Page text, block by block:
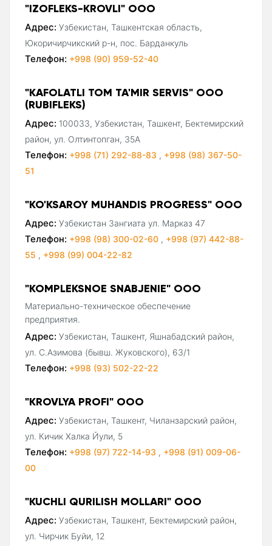
"IZOFLEKS-KROVLI" ООО
Адрес: Узбекистан, Ташкентская область,
Юкоричирчикский р-н, пос. Барданкуль
Телефон: +998 (90) 959-52-40
"KAFOLATLI TOM TA'MIR SERVIS" ООО
(RUBIFLEKS)
Адрес: 100033, Узбекистан, Ташкент, Бектемирский
район, ул. Олтинтопган, 35А
Телефон: +998 (71) 292-88-83 , +998 (98) 367-50-
51
"KO'KSAROY MUHANDIS PROGRESS" ООО
Адрес: Узбекистан Зангиата ул. Марказ 47
Телефон: +998 (98) 300-02-60 , +998 (97) 442-88-
55 , +998 (99) 004-22-82
"KOMPLEKSNOE SNABJENIE" ООО
Материально-техническое обеспечение
предприятия.
Адрес: Узбекистан, Ташкент, Яшнабадский район,
ул. С.Азимова (бывш. Жуковского), 63/1
Телефон: +998 (93) 502-22-22
"KROVLYA PROFI" ООО
Адрес: Узбекистан, Ташкент, Чиланзарский район,
ул. Кичик Халка Йули, 5
Телефон: +998 (97) 722-14-93 , +998 (91) 009-06-
00
"KUCHLI QURILISH MOLLARI" ООО
Адрес: Узбекистан, Ташкент, Бектемирский район,
ул. Чирчик Буйи, 12